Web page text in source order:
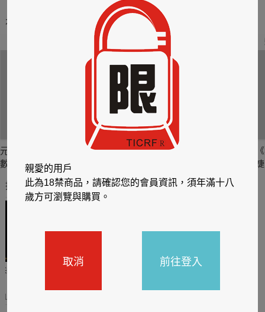
本類暢銷榜
元元 吳婕安寫真書
數位版
3
Super Lisa 林莎 珍
一棋一會 斐棋1st數
推薦你買好東西
親愛的用戶
此為18禁商品，請確認您的會員資訊，須年滿十八
歲方可瀏覽與購買。
取消 前往登入